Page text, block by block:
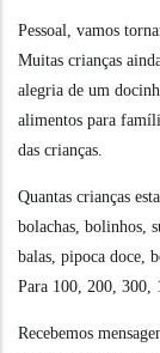
Pessoal, vamos
Muitas crianças
alegria de um
alimentos para
das crianças.
Quantas crianças
bolachas, bolinhos,
balas, pipoca doce,
Para 100, 200, 300,
Recebemos